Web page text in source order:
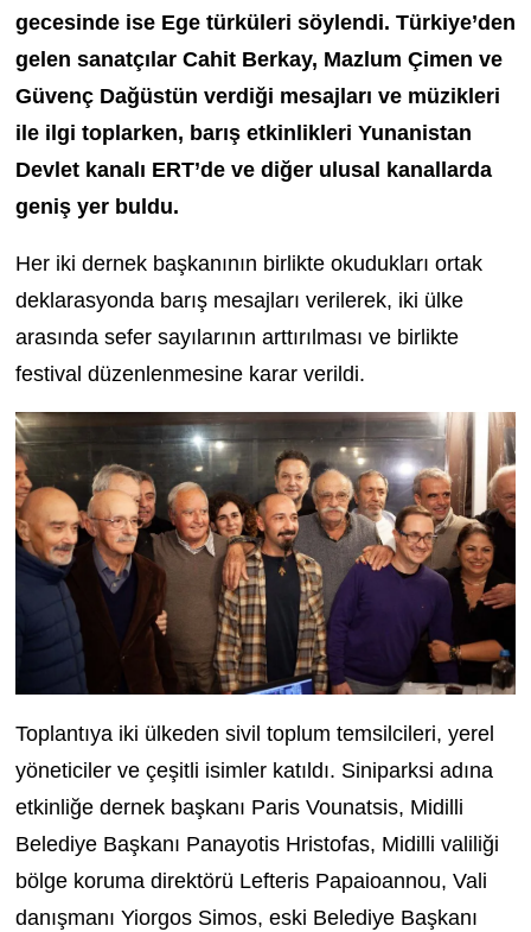
gecesinde ise Ege türküleri söylendi. Türkiye’den
gelen sanatçılar Cahit Berkay, Mazlum Çimen ve
Güvenç Dağüstün verdiği mesajları ve müzikleri
ile ilgi toplarken, barış etkinlikleri Yunanistan
Devlet kanalı ERT’de ve diğer ulusal kanallarda
geniş yer buldu.
Her iki dernek başkanının birlikte okudukları ortak
deklarasyonda barış mesajları verilerek, iki ülke
arasında sefer sayılarının arttırılması ve birlikte
festival düzenlenmesine karar verildi.
Toplantıya iki ülkeden sivil toplum temsilcileri, yerel
yöneticiler ve çeşitli isimler katıldı. Siniparksi adına
etkinliğe dernek başkanı Paris Vounatsis, Midilli
Belediye Başkanı Panayotis Hristofas, Midilli valiliği
bölge koruma direktörü Lefteris Papaioannou, Vali
danışmanı Yiorgos Simos, eski Belediye Başkanı